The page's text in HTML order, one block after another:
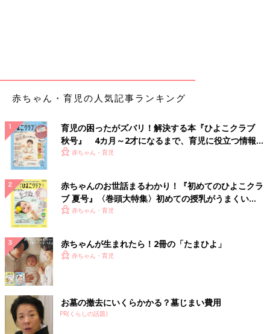
赤ちゃん・育児の人気記事ランキング
育児の困ったがズバリ！解決する本『ひよこクラブ
秋号』 4カ月～2才になるまで、育児に役立つ情報が
いっぱい！
赤ちゃん・育児
赤ちゃんのお世話まるわかり！『初めてのひよこクラ
ブ 夏号』〈巻頭大特集〉初めての授乳がうまくい
く！ おっぱい・ミルクの基本と夏のトラブル 解決テ
赤ちゃん・育児
赤ちゃんが生まれたら！2冊の「たまひよ」
赤ちゃん・育児
お墓の撤去にいくらかかる？墓じまい費用
PR(くらしの話題)